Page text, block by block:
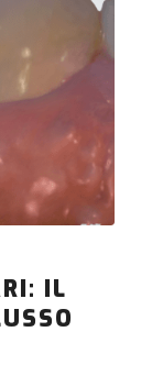
IL